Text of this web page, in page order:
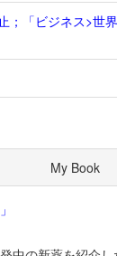
；「ビジネス>世
My Book